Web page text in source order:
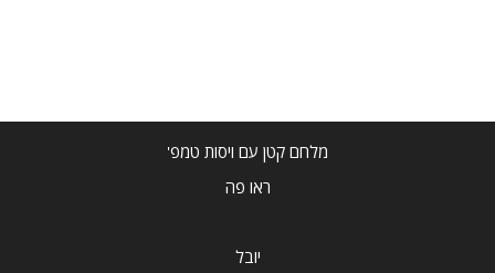
מלחם קטן עם ויסות טמפ'
ראו פה
יובל